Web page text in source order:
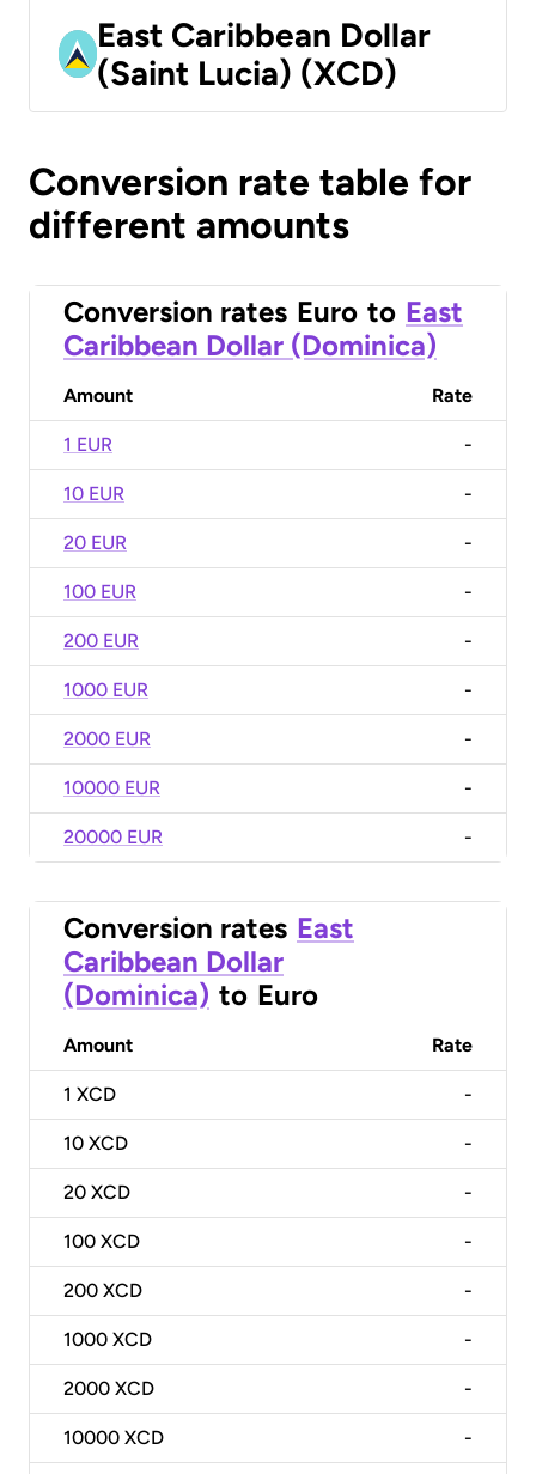
East Caribbean Dollar
(Saint Lucia) (XCD)
Conversion rate table for
different amounts
Conversion rates Euro to East
Caribbean Dollar (Dominica)
Amount Rate
1 EUR -
10 EUR -
20 EUR -
100 EUR -
200 EUR -
1000 EUR -
2000 EUR -
10000 EUR -
20000 EUR -
Conversion rates East
Caribbean Dollar
(Dominica) to Euro
Amount Rate
1 XCD -
10 XCD -
20 XCD -
100 XCD -
200 XCD -
1000 XCD -
2000 XCD -
10000 XCD -